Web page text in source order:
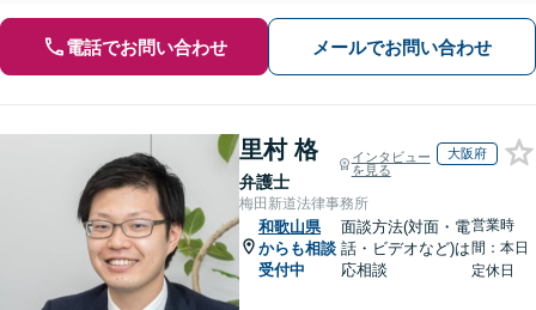
電話でお問い合わせ メールでお問い合わせ
里村 格
弁護士
インタビュー
を見る
大阪府
梅田新道法律事務所
和歌山県
からも相談
受付中
面談方法(対面・電
話・ビデオなど)は
応相談
営業時
間：本日
定休日